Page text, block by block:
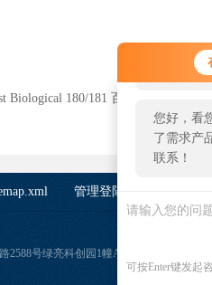
您好！欢
服务，请
您好，看
了需求产
联系！
可按Enter键发起
Biological 180/181 百日咳毒素
管理登陆
2588号绿亮科创园1幢A栋321室